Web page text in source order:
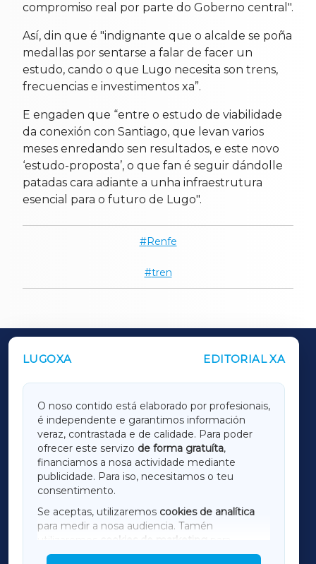
compromiso real por parte do Goberno central".
Así, din que é "indignante que o alcalde se poña
medallas por sentarse a falar de facer un
estudo, cando o que Lugo necesita son trens,
frecuencias e investimentos xa”.
E engaden que “entre o estudo de viabilidade
da conexión con Santiago, que levan varios
meses enredando sen resultados, e este novo
‘estudo-proposta’, o que fan é seguir dándolle
patadas cara adiante a unha infraestrutura
esencial para o futuro de Lugo".
Renfe
tren
LUGOXA EDITORIAL XA
O noso contido está elaborado por profesionais,
é independente e garantimos información
veraz, contrastada e de calidade. Para poder
ofrecer este servizo de forma gratuíta,
financiamos a nosa actividade mediante
publicidade. Para iso, necesitamos o teu
consentimento.
Se aceptas, utilizaremos cookies de analítica
para medir a nosa audiencia. Tamén
utilizaremos
cookies de marketing
mostrar publicidade de terceiros.
OUTROS PERIÓDICOS
LUGOXA
TERRACHAXA
AMARIÑAXA